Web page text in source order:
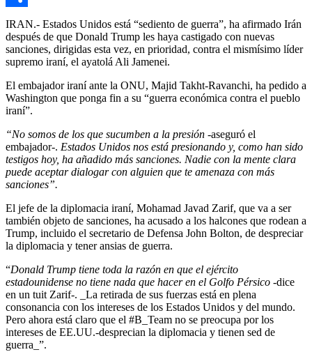
Compartir
IRAN.- Estados Unidos está “sediento de guerra”, ha afirmado Irán
después de que Donald Trump les haya castigado con nuevas
sanciones, dirigidas esta vez, en prioridad, contra el mismísimo líder
supremo iraní, el ayatolá Ali Jamenei.
El embajador iraní ante la ONU, Majid Takht-Ravanchi, ha pedido a
Washington que ponga fin a su “guerra económica contra el pueblo
iraní”.
“No somos de los que sucumben a la presión -aseguró el
embajador-. Estados Unidos nos está presionando y, como han sido
testigos hoy, ha añadido más sanciones. Nadie con la mente clara
puede aceptar dialogar con alguien que te amenaza con más
sanciones”.
El jefe de la diplomacia iraní, Mohamad Javad Zarif, que va a ser
también objeto de sanciones, ha acusado a los halcones que rodean a
Trump, incluido el secretario de Defensa John Bolton, de despreciar
la diplomacia y tener ansias de guerra.
“Donald Trump tiene toda la razón en que el ejército
estadounidense no tiene nada que hacer en el Golfo Pérsico -dice
en un tuit Zarif-. _La retirada de sus fuerzas está en plena
consonancia con los intereses de los Estados Unidos y del mundo.
Pero ahora está claro que el #B_Team no se preocupa por los
intereses de EE.UU.-desprecian la diplomacia y tienen sed de
guerra_”.